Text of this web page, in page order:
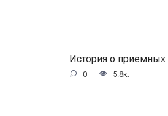
История о приемных
0 5.8к.